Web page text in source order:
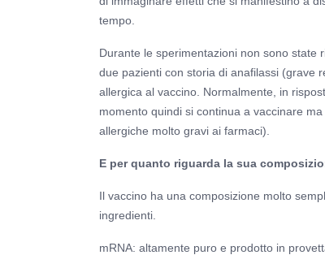
tempo.
Durante le sperimentazioni non sono state
due pazienti con storia di anafilassi (grave
allergica al vaccino. Normalmente, in
momento quindi si continua a vaccinare
allergiche molto gravi ai farmaci).
E per quanto riguarda la sua
Il vaccino ha una composizione molto
ingredienti.
mRNA: altamente puro e prodotto in